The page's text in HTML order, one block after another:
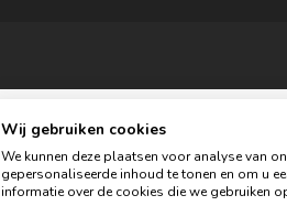
Wij gebruiken cookies
We kunnen deze plaatsen voor analyse van
gepersonaliseerde inhoud te tonen en om u
informatie over de cookies die we gebruiken